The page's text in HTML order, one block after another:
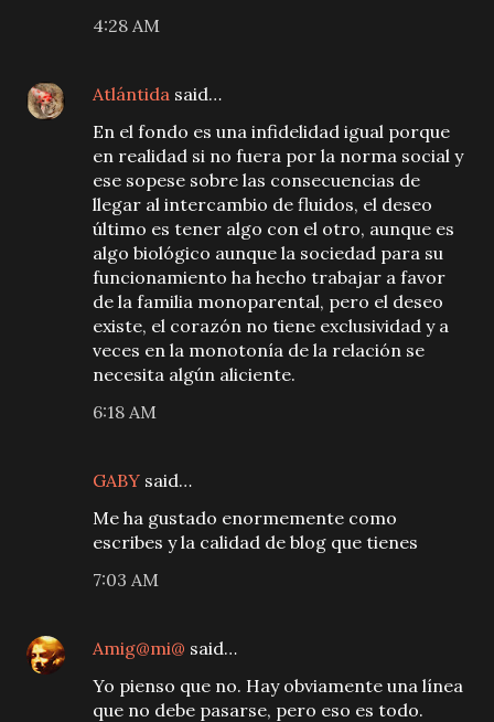
4:28 AM
Atlántida said…
En el fondo es una infidelidad igual porque
en realidad si no fuera por la norma social y
ese sopese sobre las consecuencias de
llegar al intercambio de fluidos, el deseo
último es tener algo con el otro, aunque es
algo biológico aunque la sociedad para su
funcionamiento ha hecho trabajar a favor
de la familia monoparental, pero el deseo
existe, el corazón no tiene exclusividad y a
veces en la monotonía de la relación se
necesita algún aliciente.
6:18 AM
GABY said…
Me ha gustado enormemente como
escribes y la calidad de blog que tienes
7:03 AM
Amig@mi@ said…
Yo pienso que no. Hay obviamente una línea
que no debe pasarse, pero eso es todo.